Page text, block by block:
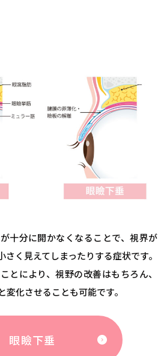
十分に開かなくなることで、視界が
く見えてしまったりする症状です。
とにより、視野の改善はもちろん、
変化させることも可能です。
眼瞼下垂